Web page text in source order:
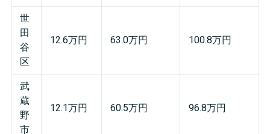
世
田
谷
区
12.6万円 63.0万円 100.8万円
武
蔵
野
市
12.1万円 60.5万円 96.8万円